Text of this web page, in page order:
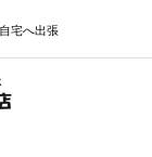
宅へ出張